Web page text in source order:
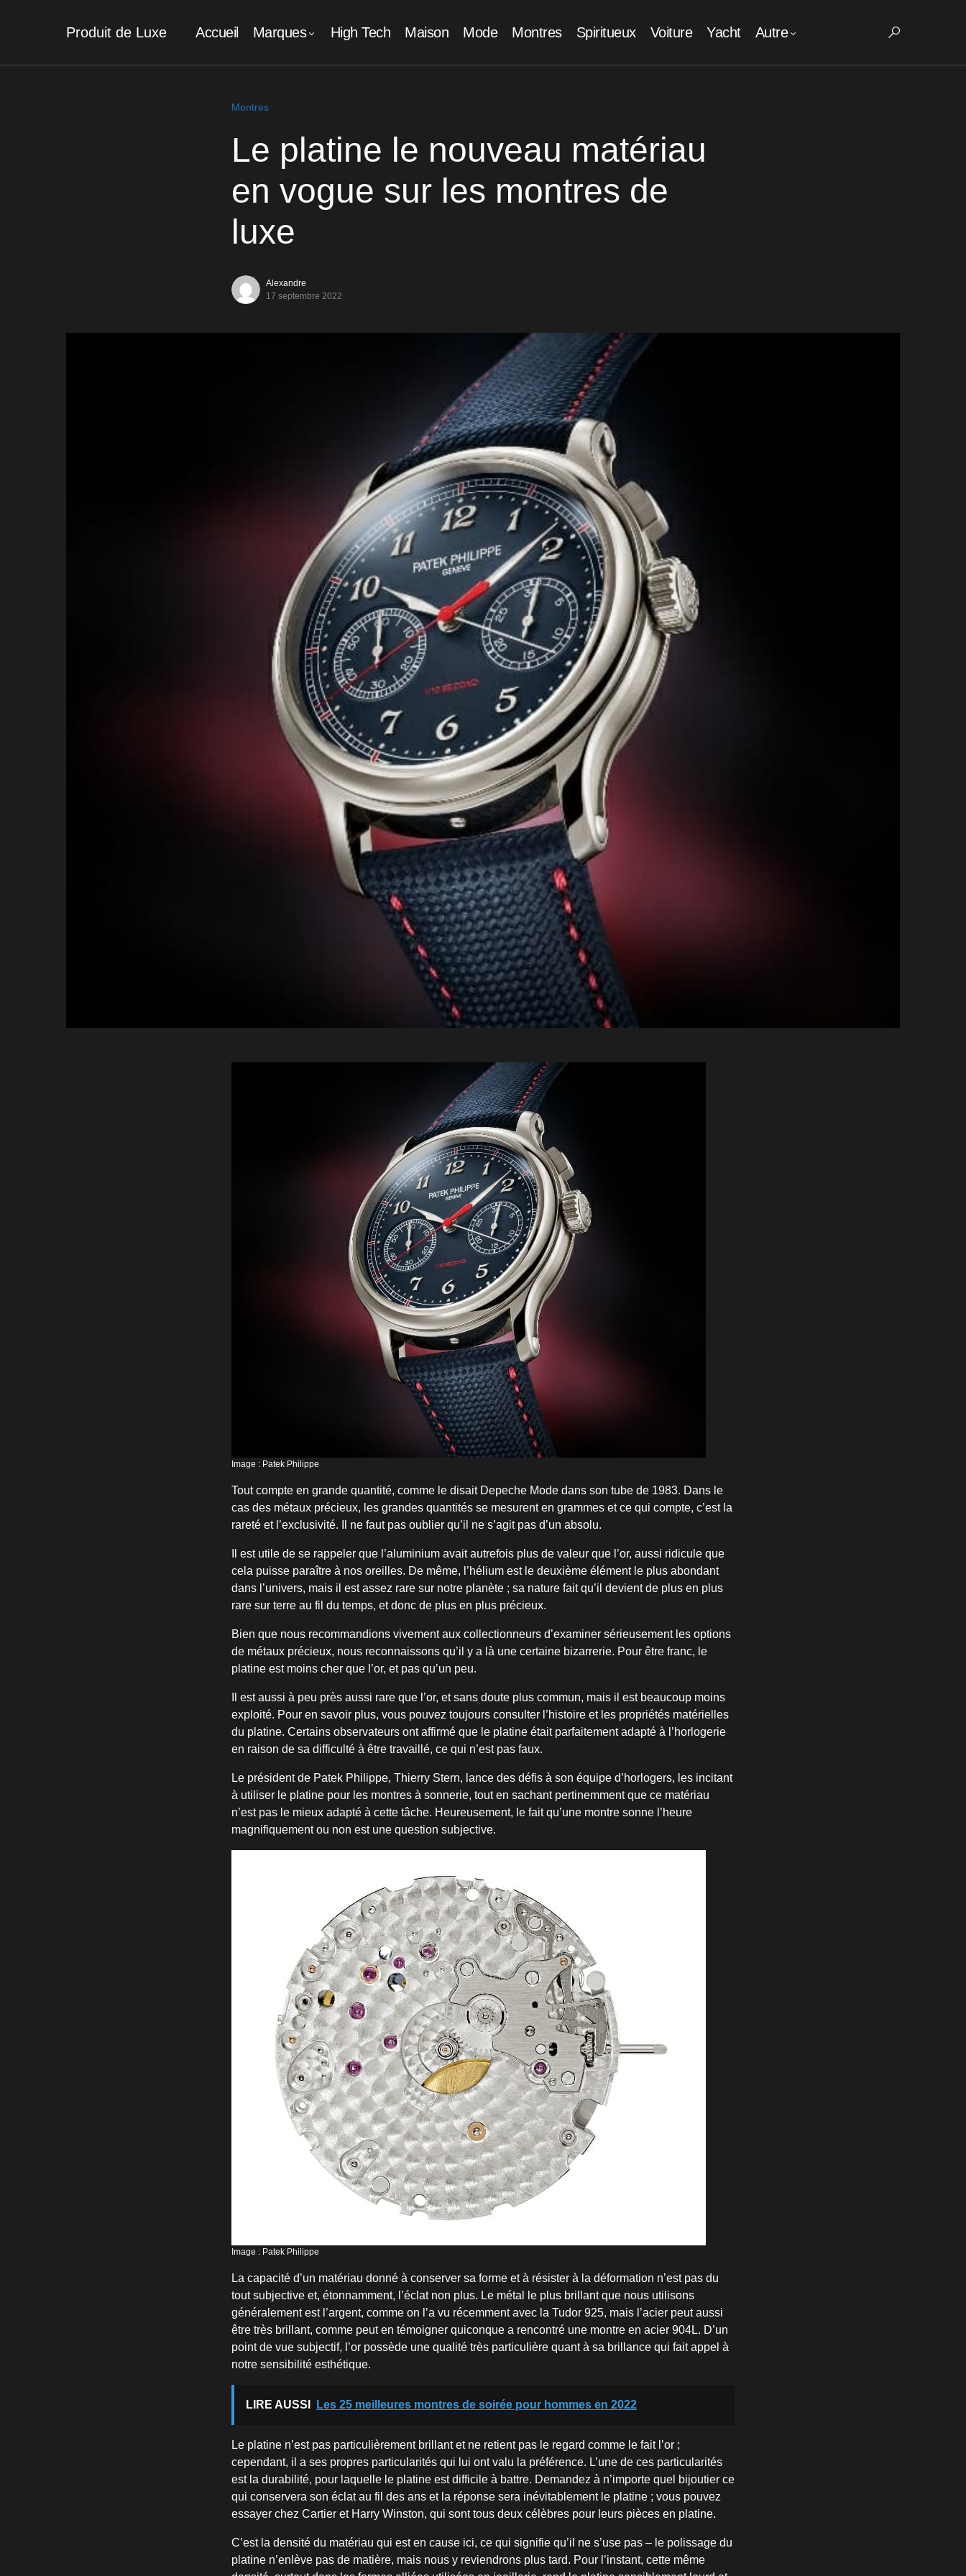
Produit de Luxe Accueil Marques High Tech Maison Mode Montres Spiritueux Voiture Yacht Autre
Montres
Le platine le nouveau matériau
en vogue sur les montres de
luxe
Alexandre
17 septembre 2022
Image : Patek Philippe
Tout compte en grande quantité, comme le disait Depeche Mode dans son tube de 1983. Dans le
cas des métaux précieux, les grandes quantités se mesurent en grammes et ce qui compte, c’est la
rareté et l’exclusivité. Il ne faut pas oublier qu’il ne s’agit pas d’un absolu.
Il est utile de se rappeler que l’aluminium avait autrefois plus de valeur que l’or, aussi ridicule que
cela puisse paraître à nos oreilles. De même, l’hélium est le deuxième élément le plus abondant
dans l’univers, mais il est assez rare sur notre planète ; sa nature fait qu’il devient de plus en plus
rare sur terre au fil du temps, et donc de plus en plus précieux.
Bien que nous recommandions vivement aux collectionneurs d’examiner sérieusement les options
de métaux précieux, nous reconnaissons qu’il y a là une certaine bizarrerie. Pour être franc, le
platine est moins cher que l’or, et pas qu’un peu.
Il est aussi à peu près aussi rare que l’or, et sans doute plus commun, mais il est beaucoup moins
exploité. Pour en savoir plus, vous pouvez toujours consulter l’histoire et les propriétés matérielles
du platine. Certains observateurs ont affirmé que le platine était parfaitement adapté à l’horlogerie
en raison de sa difficulté à être travaillé, ce qui n’est pas faux.
Le président de Patek Philippe, Thierry Stern, lance des défis à son équipe d’horlogers, les incitant
à utiliser le platine pour les montres à sonnerie, tout en sachant pertinemment que ce matériau
n’est pas le mieux adapté à cette tâche. Heureusement, le fait qu’une montre sonne l’heure
magnifiquement ou non est une question subjective.
Image : Patek Philippe
La capacité d’un matériau donné à conserver sa forme et à résister à la déformation n’est pas du
tout subjective et, étonnamment, l’éclat non plus. Le métal le plus brillant que nous utilisons
généralement est l’argent, comme on l’a vu récemment avec la Tudor 925, mais l’acier peut aussi
être très brillant, comme peut en témoigner quiconque a rencontré une montre en acier 904L. D’un
point de vue subjectif, l’or possède une qualité très particulière quant à sa brillance qui fait appel à
notre sensibilité esthétique.
LIRE AUSSI Les 25 meilleures montres de soirée pour hommes en 2022
Le platine n’est pas particulièrement brillant et ne retient pas le regard comme le fait l’or ;
cependant, il a ses propres particularités qui lui ont valu la préférence. L’une de ces particularités
est la durabilité, pour laquelle le platine est difficile à battre. Demandez à n’importe quel bijoutier ce
qui conservera son éclat au fil des ans et la réponse sera inévitablement le platine ; vous pouvez
essayer chez Cartier et Harry Winston, qui sont tous deux célèbres pour leurs pièces en platine.
C’est la densité du matériau qui est en cause ici, ce qui signifie qu’il ne s’use pas – le polissage du
platine n’enlève pas de matière, mais nous y reviendrons plus tard. Pour l’instant, cette même